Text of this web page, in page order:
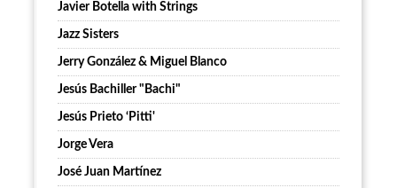
Javier Botella with Strings
Jazz Sisters
Jerry González & Miguel Blanco
Jesús Bachiller "Bachi"
Jesús Prieto ‘Pitti'
Jorge Vera
José Juan Martínez